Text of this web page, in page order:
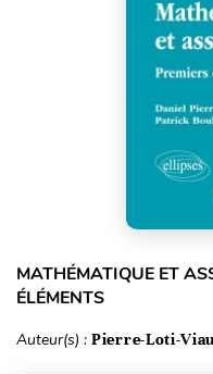
MATHÉMATIQUE ET
ÉLÉMENTS
Auteur(s) : Pierre-Loti-